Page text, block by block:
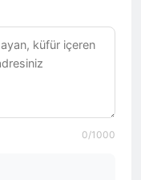
0/1000